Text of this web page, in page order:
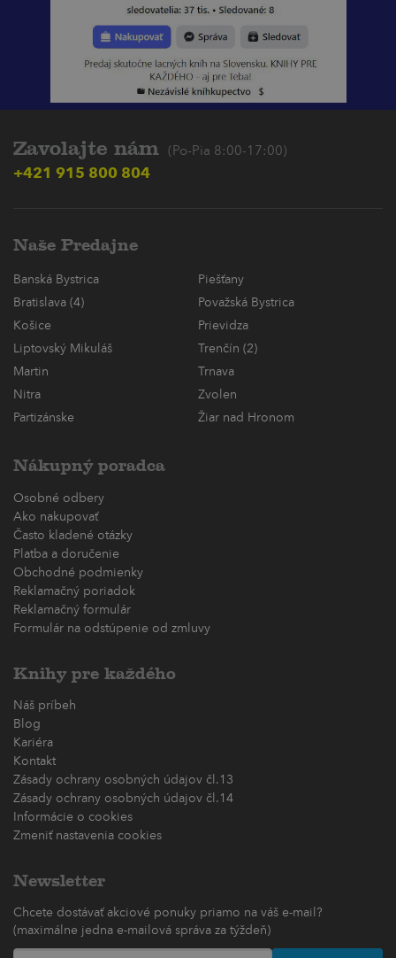
Zavolajte nám (Po-Pia 8:00-17:00)
+421 915 800 804
Naše Predajne
Banská Bystrica
Piešťany
Bratislava (4)
Považská Bystrica
Košice
Prievidza
Liptovský Mikuláš
Trenčín (2)
Martin
Trnava
Nitra
Zvolen
Partizánske
Žiar nad Hronom
Nákupný poradca
Osobné odbery
Ako nakupovať
Často kladené otázky
Platba a doručenie
Obchodné podmienky
Reklamačný poriadok
Reklamačný formulár
Formulár na odstúpenie od zmluvy
Knihy pre každého
Náš príbeh
Blog
Kariéra
Kontakt
Zásady ochrany osobných údajov čl.13
Zásady ochrany osobných údajov čl.14
Informácie o cookies
Zmeniť nastavenia cookies
Newsletter
Chcete dostávať akciové ponuky priamo na váš e-mail?
(maximálne jedna e-mailová správa za týždeň)